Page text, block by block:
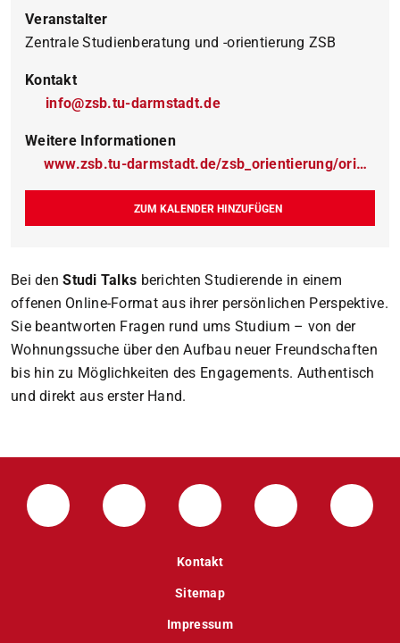
Veranstalter
Zentrale Studienberatung und -orientierung ZSB
Kontakt
info@zsb.tu-darmstadt.de
Weitere Informationen
www.zsb.tu-darmstadt.de/zsb_orientierung/orientierungsangebote_fuer_schuelerinnen_und_schueler/studi_talks/studi_talk.de.jsp
ZUM KALENDER HINZUFÜGEN
Bei denStudi Talks berichten Studierende in einem
offenen Online-Format aus ihrer persönlichen Perspektive.
Sie beantworten Fragen rund ums Studium – von der
Wohnungssuche über den Aufbau neuer Freundschaften
bis hin zu Möglichkeiten des Engagements. Authentisch
und direkt aus erster Hand.
LinkedIn-Seite der TU Darmstadt
Instagram-Kanal der TU
Bluesky-Kanal der TU
Facebook-
Kontakt
Sitemap
Impressum